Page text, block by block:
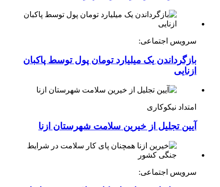
سرویس اجتماعی:
بازگرداندن یک میلیارد تومان پول توسط پاکبان
ازنایی
امتداد نیکوکاری
آیین تجلیل از خیرین سلامت شهرستان ازنا
سرویس اجتماعی: